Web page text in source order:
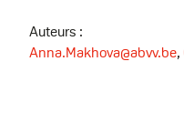
Auteurs :
Anna.Makhova@abvv.be,